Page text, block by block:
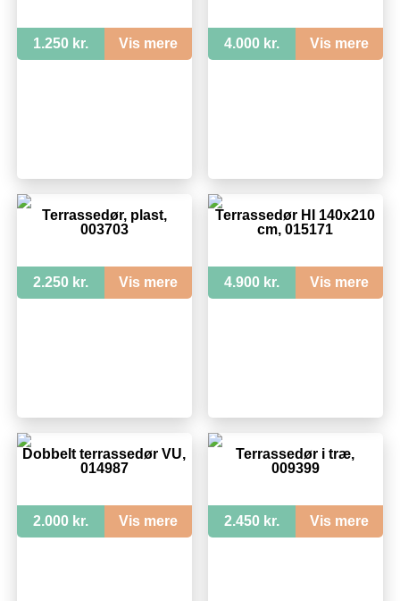
1.250 kr. Vis mere 4.000 kr. Vis mere
Terrassedør, plast,
003703
2.250 kr. Vis mere
Terrassedør HI 140x210
cm, 015171
4.900 kr. Vis mere
Dobbelt terrassedør VU,
014987
2.000 kr. Vis mere
Terrassedør i træ,
009399
2.450 kr. Vis mere